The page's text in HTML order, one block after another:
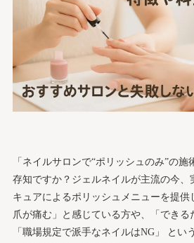
「ネイルサロンで“ポリッシュのみ”の
存知ですか？ジェルネイルが主流の今、
キュアによるポリッシュメニューを提供
爪が痛む」と感じている方や、「できる
「職場規定で派手なネイルはNG」 とい